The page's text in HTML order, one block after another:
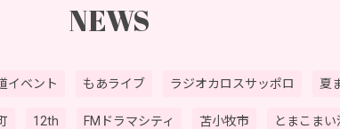
NEWS
イベント もあライブ ラジオカロスサッポロ 夏
12th FMドラマシティ 苫小牧市 とまこまい